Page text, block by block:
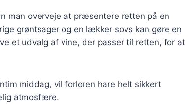
man overveje at præsentere retten på en
grøntsager og en lækker sovs kan gøre en
et udvalg af vine, der passer til retten, for at
middag, vil forloren hare helt sikkert
atmosfære.